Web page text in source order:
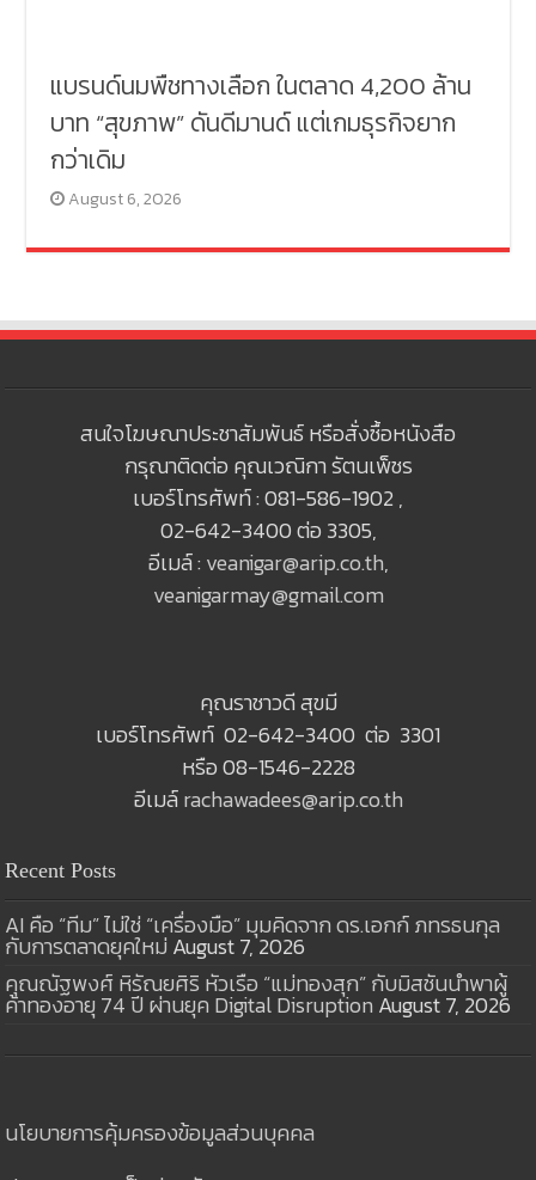
แบรนด์นมพืชทางเลือก ในตลาด 4,200 ล้าน
บาท “สุขภาพ” ดันดีมานด์ แต่เกมธุรกิจยาก
กว่าเดิม
August 6, 2026
สนใจโฆษณาประชาสัมพันธ์ หรือสั่งซื้อหนังสือ
กรุณาติดต่อ คุณเวณิกา รัตนเพ็ชร
เบอร์โทรศัพท์ : 081-586-1902 ,
02-642-3400 ต่อ 3305,
อีเมล์ : veanigar@arip.co.th,
veanigarmay@gmail.com
คุณราชาวดี สุขมี
เบอร์โทรศัพท์ 02-642-3400 ต่อ 3301
หรือ 08-1546-2228
อีเมล์rachawadees@arip.co.th
Recent Posts
AI คือ “ทีม” ไม่ใช่ “เครื่องมือ” มุมคิดจาก ดร.เอกก์ ภทรธนกุล
กับการตลาดยุคใหม่ August 7, 2026
คุณณัฐพงศ์ หิรัณยศิริ หัวเรือ “แม่ทองสุก” กับมิสชันนำพาผู้
ค้าทองอายุ 74 ปี ผ่านยุค Digital Disruption August 7, 2026
นโยบายการคุ้มครองข้อมูลส่วนบุคคล